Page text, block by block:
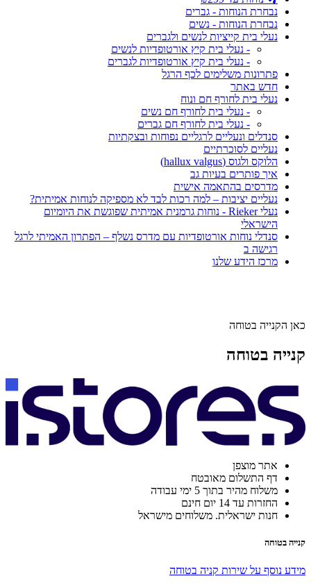
נבחרת הנוחות - גברים
נבחרת הנוחות - נשים
נעלי בית קייציות לנשים ולגברים
- נעלי בית קיץ אורטופדיות לנשים
- נעלי בית קיץ אורטופדיות לגברים
פתרונות משלימים לכף הרגל
חדש באתר
נעלי בית לחורף חם ונוח
- נעלי בית לחורף חם נשים
- נעלי בית לחורף חם גברים
סנדלים ונעליים לרגליים נפוחות ובצקתיות
נעליים לסוכרתיים
הלוקס ולגוס (hallux valgus)
איך פותרים בעיות גב
מדרסים בהתאמה אישית
נעליים יציבות – למה רכות לבד לא מספיקה לנוחות אמיתית?
נעלי Rieker - נוחות גרמנית אמיתית שפוגשת את היומיום
הישראלי
סנדלי נוחות אורטופדיות עם מדרס נשלף – הפתרון האמיתי לרגל
רגישה ב
מרכז הידע שלנו
כאן הקנייה בטוחה
קנייה בטוחה
אתר מוצפן
דף התשלום מאובטח
משלוח מהיר בתוך 5 ימי עבודה
החזרות עד 14 יום חינם
חנות ישראלית. משלוחים מישראל
קנייה בטוחה
מידע נוסף על שירות קניה בטוחה